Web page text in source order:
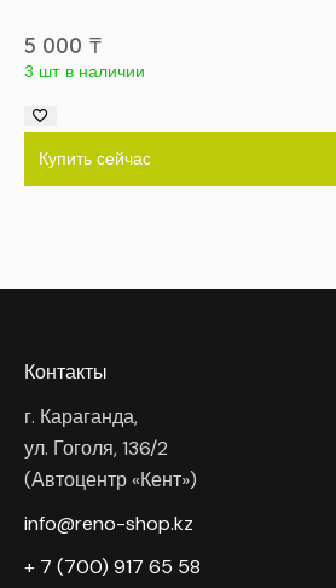
5 000 ₸
3 шт в наличии
Купить сейчас
Контакты
г. Караганда,
ул. Гоголя, 136/2
(Автоцентр «Кент»)
info@reno-shop.kz
+ 7 (700) 917 65 58